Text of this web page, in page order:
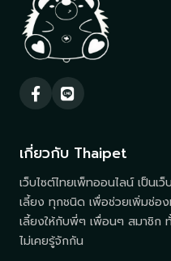
เกี่ยวกับ Thaipet
เว็บไซต์ไทยเพ็ทออนไลน์ เป็น
เลี้ยง ทุกชนิด เพื่อช่วยเพิ่มช่อง
เลี้ยงให้กับพี่ๆ เพื่อนๆ สมาชิก
ไม่เคยรู้จักกัน